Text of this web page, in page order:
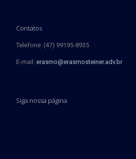
Contatos
Telefone: (47) 99195-8935
E-mail: erasmo@erasmosteiner.adv.br
Siga nossa página